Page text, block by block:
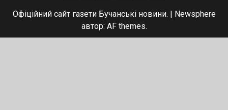
Офіційний сайт газети Бучанські новини.
Newsphere
автор: AF themes.